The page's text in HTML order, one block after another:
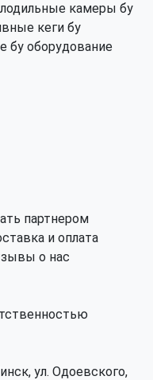
камеры бу
кеги бу
бу оборудование
партнером
и оплата
о нас
ул. Одоевского,